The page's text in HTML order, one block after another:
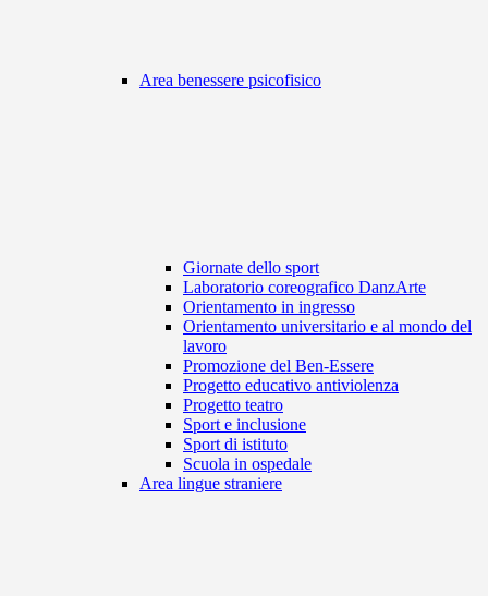
Area benessere psicofisico
Giornate dello sport
Laboratorio coreografico DanzArte
Orientamento in ingresso
Orientamento universitario e al mondo del
lavoro
Promozione del Ben-Essere
Progetto educativo antiviolenza
Progetto teatro
Sport e inclusione
Sport di istituto
Scuola in ospedale
Area lingue straniere